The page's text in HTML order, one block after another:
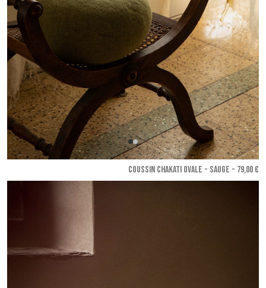
COUSSIN CHAKATI OVALE - Sauge - 79,00 €